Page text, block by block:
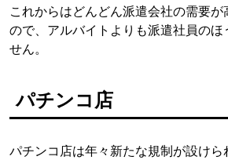
これからはどんどん派遣会社の需要が
ので、アルバイトよりも派遣社員のほ
せん。
パチンコ店
パチンコ店は年々新たな規制が設けら